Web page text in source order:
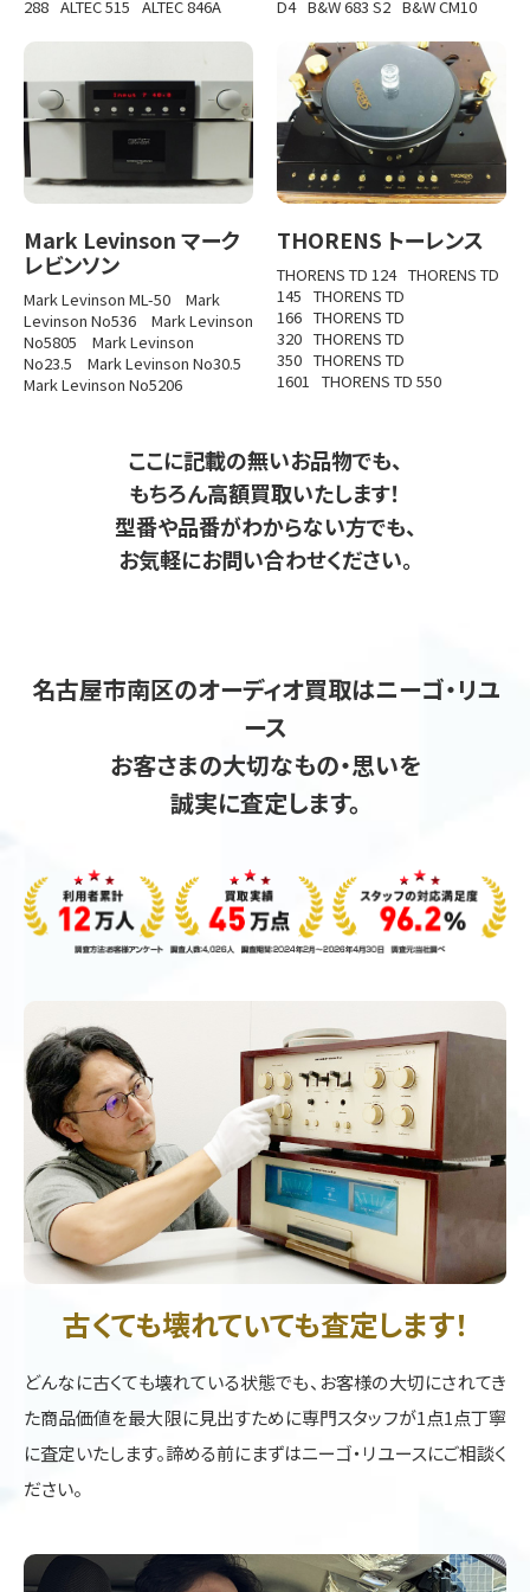
288 ALTEC 515 ALTEC 846A D4 B&W 683 S2 B&W CM10
Mark Levinson マーク
レビンソン
Mark Levinson ML-50
Mark
Levinson No536
Mark Levinson
No5805
Mark Levinson
No23.5
Mark Levinson No30.5
Mark Levinson No5206
THORENS トーレンス
THORENS TD 124 THORENS TD
145 THORENS TD
166 THORENS TD
320 THORENS TD
350 THORENS TD
1601 THORENS TD 550
ここに記載の無いお品物でも、
もちろん高額買取いたします！
型番や品番がわからない方でも、
お気軽にお問い合わせください。
名古屋市南区のオーディオ買取はニーゴ・リユ
ース
お客さまの大切なもの・思いを
誠実に査定します。
古くても壊れていても査定します！
どんなに古くても壊れている状態でも、お客様の大切にされてき
た商品価値を最大限に見出すために専門スタッフが1点1点丁寧
に査定いたします。諦める前にまずはニーゴ・リユースにご相談く
ださい。